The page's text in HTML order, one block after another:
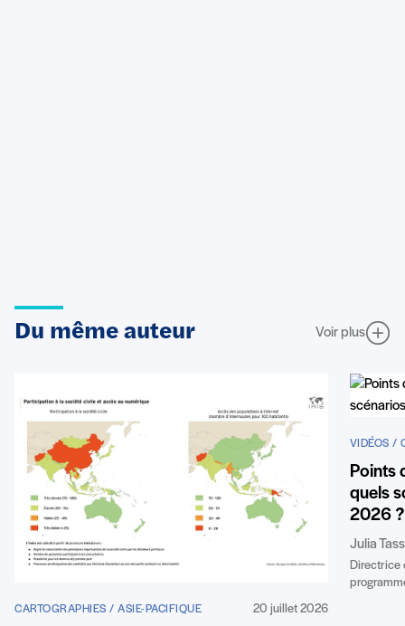
Du même auteur Voir plus
CARTOGRAPHIES / ASIE-PACIFIQUE 20 juillet 2026
VIDÉOS /
Points
quels
2026 ?
Julia
Directrice